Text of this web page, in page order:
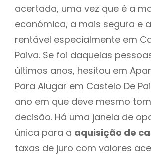
acertada, uma vez que é a
económica, a mais segura e
rentável especialmente em
Paiva. Se foi daquelas
últimos anos, hesitou em
Para Alugar em Castelo De
ano em que deve mesmo
decisão. Há uma janela de
única para a aquisição de
taxas de juro com valores